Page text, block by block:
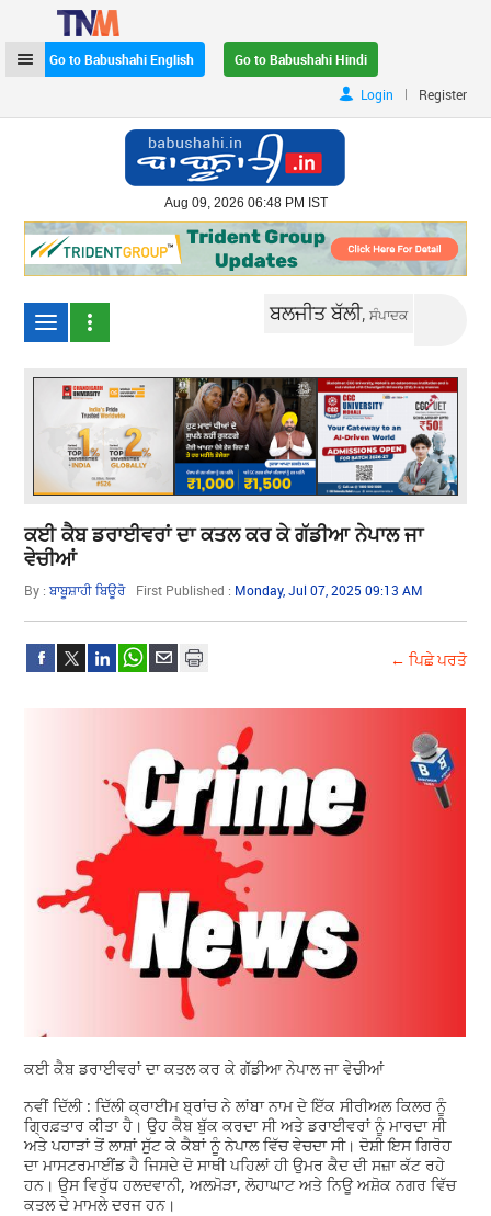
Go to Babushahi English
Go to Babushahi Hindi
Login
| Register
Aug 09, 2026 06:48 PM IST
ਬਲਜੀਤ ਬੱਲੀ,ਸੰਪਾਦਕ
ਕਈ ਕੈਬ ਡਰਾਈਵਰਾਂ ਦਾ ਕਤਲ ਕਰ ਕੇ ਗੱਡੀਆ ਨੇਪਾਲ ਜਾ
ਵੇਚੀਆਂ
By :ਬਾਬੂਸ਼ਾਹੀ ਬਿਊਰੋ First Published : Monday, Jul 07, 2025 09:13 AM
← ਪਿਛੇ ਪਰਤੋ
ਕਈ ਕੈਬ ਡਰਾਈਵਰਾਂ ਦਾ ਕਤਲ ਕਰ ਕੇ ਗੱਡੀਆ ਨੇਪਾਲ ਜਾ ਵੇਚੀਆਂ
ਨਵੀਂ ਦਿੱਲੀ : ਦਿੱਲੀ ਕ੍ਰਾਈਮ ਬ੍ਰਾਂਚ ਨੇ ਲਾਂਬਾ ਨਾਮ ਦੇ ਇੱਕ ਸੀਰੀਅਲ ਕਿਲਰ ਨੂੰ
ਗ੍ਰਿਫ਼ਤਾਰ ਕੀਤਾ ਹੈ। ਉਹ ਕੈਬ ਬੁੱਕ ਕਰਦਾ ਸੀ ਅਤੇ ਡਰਾਈਵਰਾਂ ਨੂੰ ਮਾਰਦਾ ਸੀ
ਅਤੇ ਪਹਾੜਾਂ ਤੋਂ ਲਾਸ਼ਾਂ ਸੁੱਟ ਕੇ ਕੈਬਾਂ ਨੂੰ ਨੇਪਾਲ ਵਿੱਚ ਵੇਚਦਾ ਸੀ। ਦੋਸ਼ੀ ਇਸ ਗਿਰੋਹ
ਦਾ ਮਾਸਟਰਮਾਈਂਡ ਹੈ ਜਿਸਦੇ ਦੋ ਸਾਥੀ ਪਹਿਲਾਂ ਹੀ ਉਮਰ ਕੈਦ ਦੀ ਸਜ਼ਾ ਕੱਟ ਰਹੇ
ਹਨ। ਉਸ ਵਿਰੁੱਧ ਹਲਦਵਾਨੀ, ਅਲਮੋੜਾ, ਲੋਹਾਘਾਟ ਅਤੇ ਨਿਊ ਅਸ਼ੋਕ ਨਗਰ ਵਿੱਚ
ਕਤਲ ਦੇ ਮਾਮਲੇ ਦਰਜ ਹਨ।